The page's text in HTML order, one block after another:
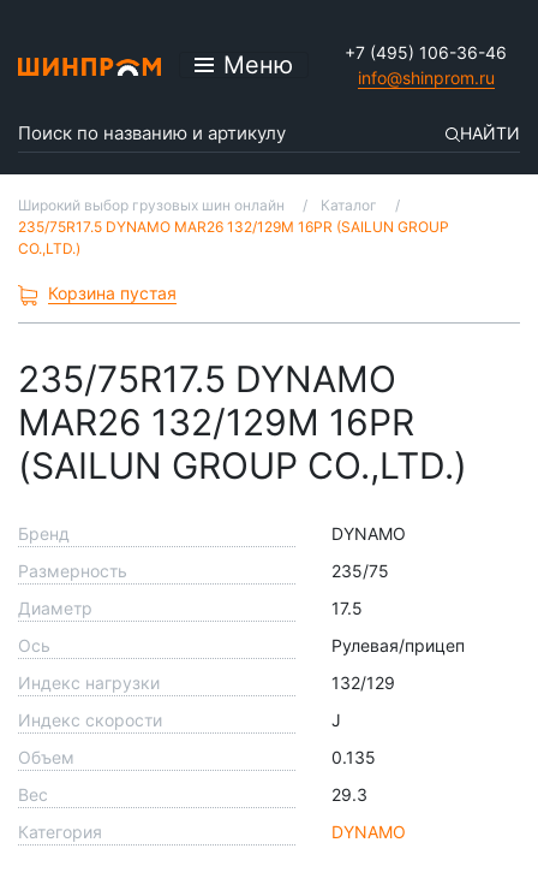
Меню
+7 (495) 106-36-46
info@shinprom.ru
НАЙТИ
Широкий выбор грузовых шин онлайн
Каталог
235/75R17.5 DYNAMO MAR26 132/129M 16PR (SAILUN GROUP
CO.,LTD.)
Корзина пустая
235/75R17.5 DYNAMO
MAR26 132/129M 16PR
(SAILUN GROUP CO.,LTD.)
Бренд
DYNAMO
Размерность
235/75
Диаметр
17.5
Ось
Рулевая/прицеп
Индекс нагрузки
132/129
Индекс скорости
J
Объем
0.135
Вес
29.3
Категория
DYNAMO